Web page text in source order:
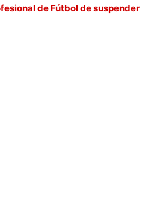
de Fútbol de suspender